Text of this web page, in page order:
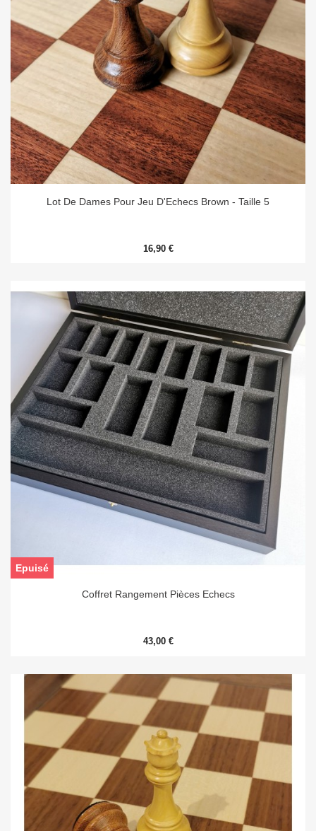
Lot De Dames Pour Jeu D'Echecs Brown - Taille 5
16,90 €
Coffret Rangement Pièces Echecs
43,00 €
Epuisé